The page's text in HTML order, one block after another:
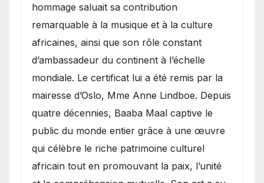
hommage saluait sa contribution
remarquable à la musique et à la culture
africaines, ainsi que son rôle constant
d’ambassadeur du continent à l’échelle
mondiale. Le certificat lui a été remis par la
mairesse d’Oslo, Mme Anne Lindboe. Depuis
quatre décennies, Baaba Maal captive le
public du monde entier grâce à une œuvre
qui célèbre le riche patrimoine culturel
africain tout en promouvant la paix, l’unité